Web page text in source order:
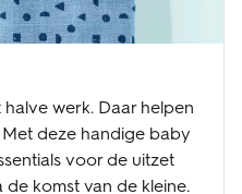
werk. Daar helpen
deze handige baby
voor de uitzet
komst van de kleine.